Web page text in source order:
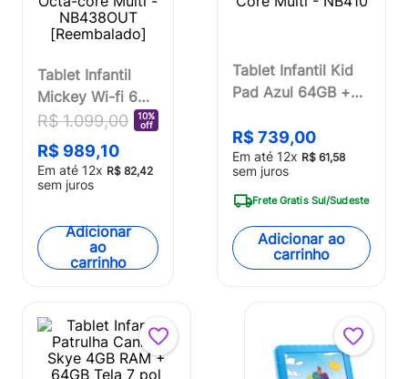
Tablet Infantil
Mickey Wi-fi 6GB
RAM 64GB Tela 8
Pol. Android 13
Octa-core Multi -
NB438OUT
R$ 1.099,00
10%
off
R$ 989,10
Em até 12x R$ 82,42
sem juros
Adicionar
ao
carrinho
Tablet Infantil Kid
Pad Azul 64GB +
Android 13 + Quad
Core Multi - NB410
R$ 739,00
Em até 12x R$ 61,58
sem juros
Frete Gratis Sul/Sudeste
Adicionar ao
carrinho